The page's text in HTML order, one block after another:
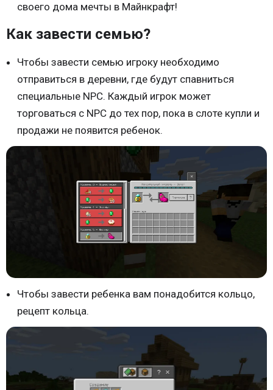
своего дома мечты в Майнкрафт!
Как завести семью?
Чтобы завести семью игроку необходимо
отправиться в деревни, где будут спавниться
специальные NPC. Каждый игрок может
торговаться с NPC до тех пор, пока в слоте купли и
продажи не появится ребенок.
Чтобы завести ребенка вам понадобится кольцо,
рецепт кольца.